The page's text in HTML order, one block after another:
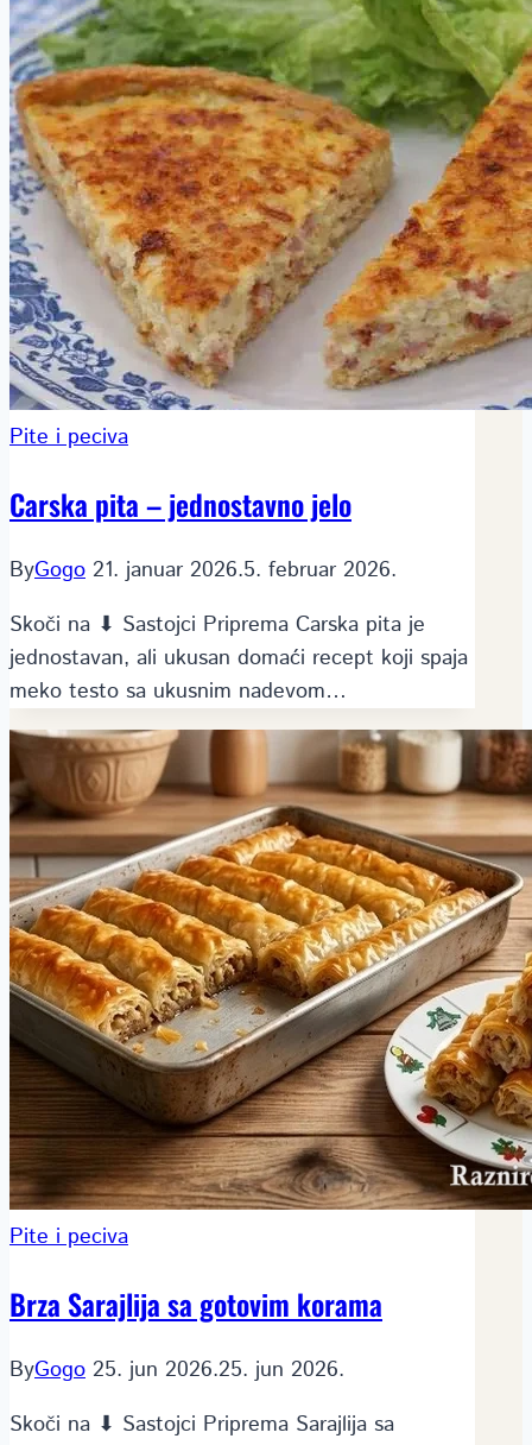
Pite i peciva
Carska pita – jednostavno jelo
ByGogo 21. januar 2026.5. februar 2026.
Skoči na ⬇ Sastojci Priprema Carska pita je
jednostavan, ali ukusan domaći recept koji spaja
meko testo sa ukusnim nadevom…
Pite i peciva
Brza Sarajlija sa gotovim korama
ByGogo 25. jun 2026.25. jun 2026.
Skoči na ⬇ Sastojci Priprema Sarajlija sa